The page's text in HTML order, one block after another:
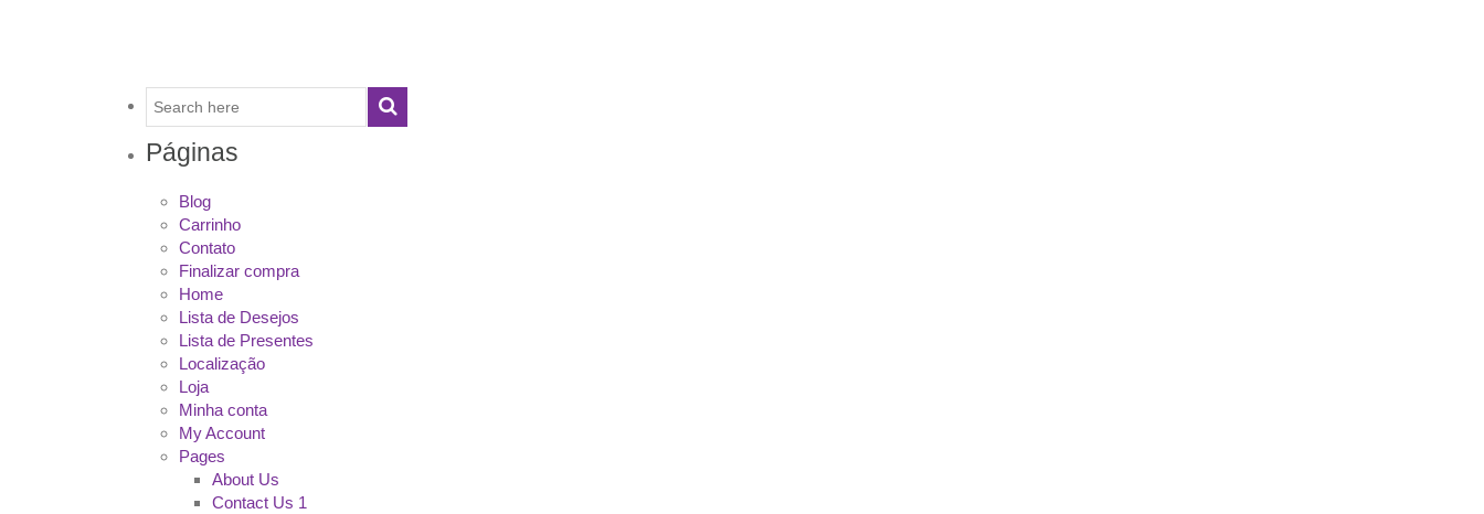
Páginas
Blog
Carrinho
Contato
Finalizar compra
Home
Lista de Desejos
Lista de Presentes
Localização
Loja
Minha conta
My Account
Pages
About Us
Contact Us 1